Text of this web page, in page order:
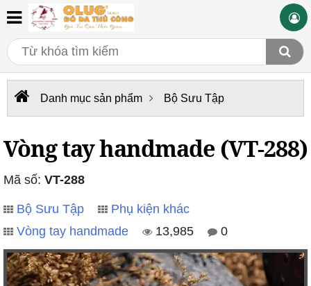
Danh mục sản phẩm Bộ Sưu Tập
Vòng tay handmade (VT-288)
Mã số: VT-288
Bộ Sưu Tập
Phụ kiện khác
Vòng tay handmade
13,985 0